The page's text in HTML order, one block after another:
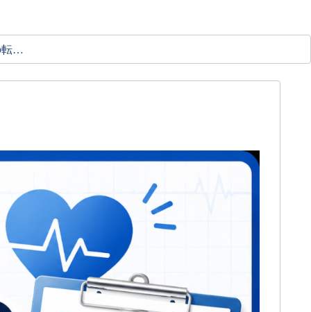
理学療法士の転職ガイド